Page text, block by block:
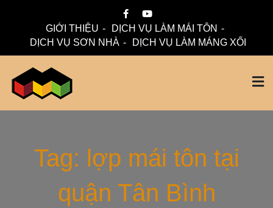
GIỚI THIỆU
DỊCH VỤ LÀM MÁI TÔN
DỊCH VỤ SƠN NHÀ
DỊCH VỤ LÀM MÁNG XỐI
Thi Công Mái Tôn,
Máng Xối Chuyên
Nghiệp – Mái Nhà
Tag: lợp mái tôn tại
quận Tân Bình